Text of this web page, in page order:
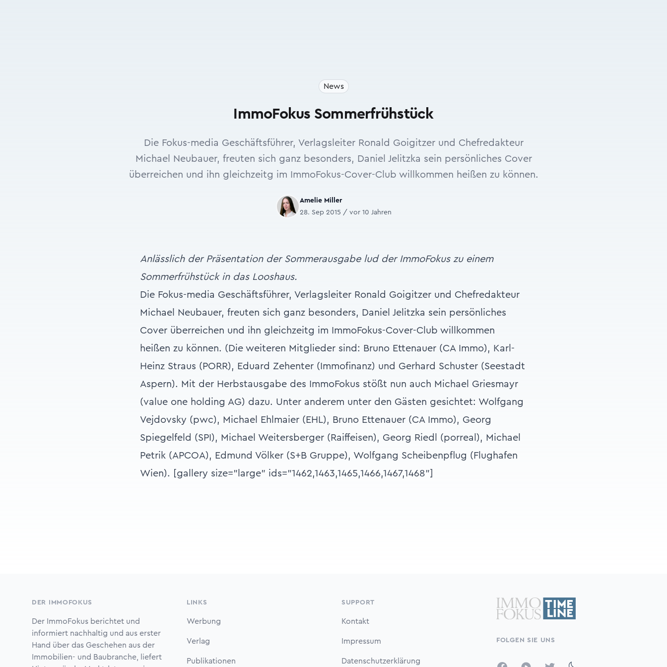
News
ImmoFokus Sommerfrühstück
Die Fokus-media Geschäftsführer, Verlagsleiter Ronald Goigitzer und Chefredakteur
Michael Neubauer, freuten sich ganz besonders, Daniel Jelitzka sein persönliches Cover
überreichen und ihn gleichzeitg im ImmoFokus-Cover-Club willkommen heißen zu können.
Amelie Miller
28. Sep 2015 / vor 10 Jahren
Anlässlich der Präsentation der Sommerausgabe lud der ImmoFokus zu einem
Sommerfrühstück in das Looshaus.
Die Fokus-media Geschäftsführer, Verlagsleiter Ronald Goigitzer und Chefredakteur
Michael Neubauer, freuten sich ganz besonders, Daniel Jelitzka sein persönliches
Cover überreichen und ihn gleichzeitg im ImmoFokus-Cover-Club willkommen
heißen zu können. (Die weiteren Mitglieder sind: Bruno Ettenauer (CA Immo), Karl-
Heinz Straus (PORR), Eduard Zehenter (Immofinanz) und Gerhard Schuster (Seestadt
Aspern). Mit der Herbstausgabe des ImmoFokus stößt nun auch Michael Griesmayr
(value one holding AG) dazu. Unter anderem unter den Gästen gesichtet: Wolfgang
Vejdovsky (pwc), Michael Ehlmaier (EHL), Bruno Ettenauer (CA Immo), Georg
Spiegelfeld (SPI), Michael Weitersberger (Raiffeisen), Georg Riedl (porreal), Michael
Petrik (APCOA), Edmund Völker (S+B Gruppe), Wolfgang Scheibenpflug (Flughafen
Wien). [gallery size="large" ids="1462,1463,1465,1466,1467,1468"]
DER IMMOFOKUS
Der ImmoFokus berichtet und
informiert nachhaltig und aus erster
Hand über das Geschehen aus der
Immobilien- und Baubranche, liefert
LINKS
Werbung
Verlag
Publikationen
SUPPORT
Kontakt
Impressum
Datenschutzerklärung
FOLGEN SIE UNS